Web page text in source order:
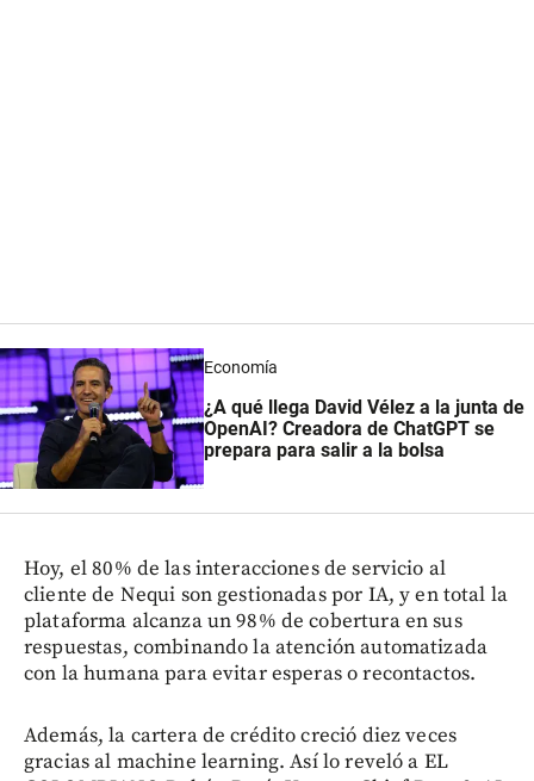
Economía
¿A qué llega David Vélez a la junta de
OpenAI? Creadora de ChatGPT se
prepara para salir a la bolsa
Hoy, el 80% de las interacciones de servicio al
cliente de Nequi son gestionadas por IA, y en total la
plataforma alcanza un 98% de cobertura en sus
respuestas, combinando la atención automatizada
con la humana para evitar esperas o recontactos.
Además, la cartera de crédito creció diez veces
gracias al machine learning. Así lo reveló a EL